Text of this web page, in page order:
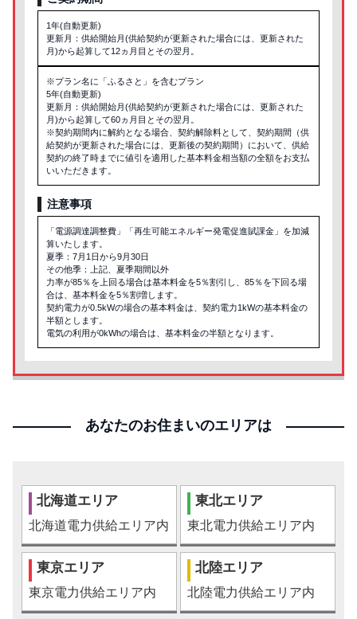
1年(自動更新)
更新月：供給開始月(供給契約が更新された場合には、更新された
月)から起算して12ヵ月目とその翌月。
※プラン名に「ふるさと」を含むプラン
5年(自動更新)
更新月：供給開始月(供給契約が更新された場合には、更新された
月)から起算して60ヵ月目とその翌月。
※契約期間内に解約となる場合、契約解除料として、契約期間（供
給契約が更新された場合には、更新後の契約期間）において、供給
契約の終了時までに値引を適用した基本料金相当額の全額をお支払
いいただきます。
注意事項
「電源調達調整費」「再生可能エネルギー発電促進賦課金」を加減
算いたします。
夏季：7月1日から9月30日
その他季：上記、夏季期間以外
力率が85％を上回る場合は基本料金を5％割引し、85％を下回る場
合は、基本料金を5％割増します。
契約電力が0.5kWの場合の基本料金は、契約電力1kWの基本料金の
半額とします。
電気の利用が0kWhの場合は、基本料金の半額となります。
あなたのお住まいのエリアは
北海道エリア
北海道電力供給エリア内
東北エリア
東北電力供給エリア内
東京エリア
東京電力供給エリア内
北陸エリア
北陸電力供給エリア内